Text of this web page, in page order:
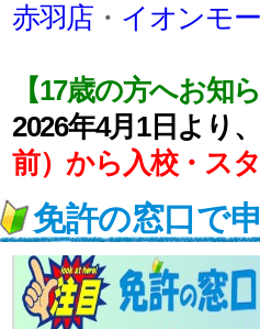
赤羽店 ・ イオンモ
【17歳の方へお知ら
2026年4月1日より、
前）から入校・ス
免許の窓口で